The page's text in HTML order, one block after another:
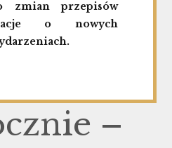
–
zmian przepisów
o nowych